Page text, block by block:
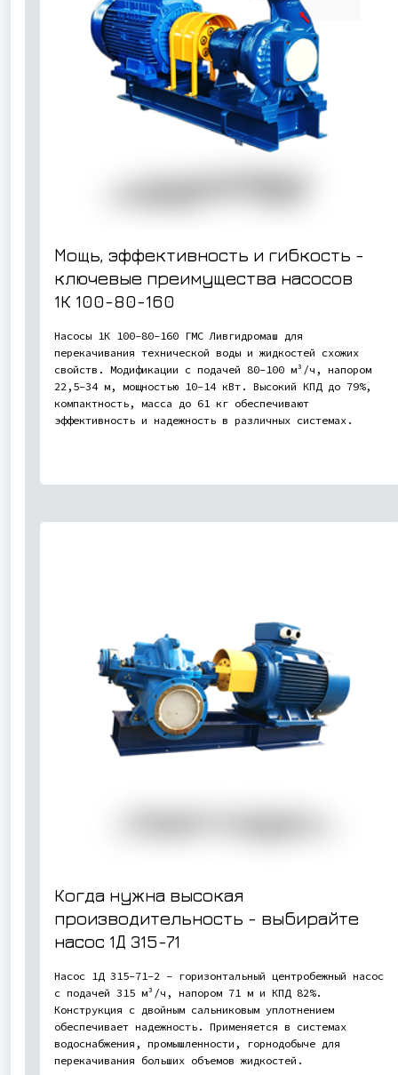
Мощь, эффективность и гибкость -
ключевые преимущества насосов
1К 100-80-160
Насосы 1К 100-80-160 ГМС Ливгидромаш для
перекачивания технической воды и жидкостей схожих
свойств. Модификации с подачей 80-100 м³/ч, напором
22,5-34 м, мощностью 10-14 кВт. Высокий КПД до 79%,
компактность, масса до 61 кг обеспечивают
эффективность и надежность в различных системах.
Когда нужна высокая
производительность - выбирайте
насос 1Д 315-71
Насос 1Д 315-71-2 - горизонтальный центробежный насос
с подачей 315 м³/ч, напором 71 м и КПД 82%.
Конструкция с двойным сальниковым уплотнением
обеспечивает надежность. Применяется в системах
водоснабжения, промышленности, горнодобыче для
перекачивания больших объемов жидкостей.